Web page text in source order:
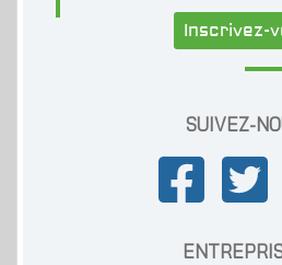
Inscrivez-
SUIVEZ-